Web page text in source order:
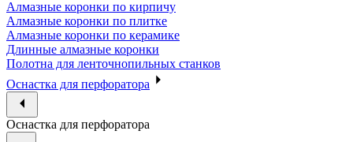
Алмазные коронки по кирпичу
Алмазные коронки по плитке
Алмазные коронки по керамике
Длинные алмазные коронки
Полотна для ленточнопильных станков
Оснастка для перфоратора
Оснастка для перфоратора